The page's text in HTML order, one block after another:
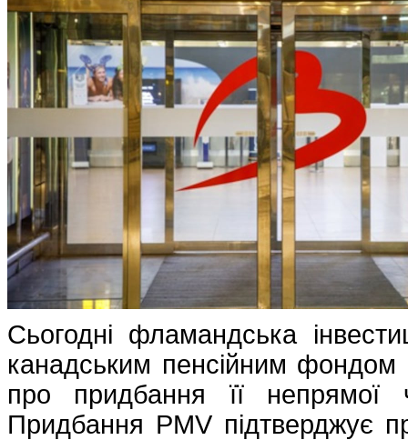
Сьогодні фламандська
канадським пенсійним
про придбання її
Придбання PMV підтверджує